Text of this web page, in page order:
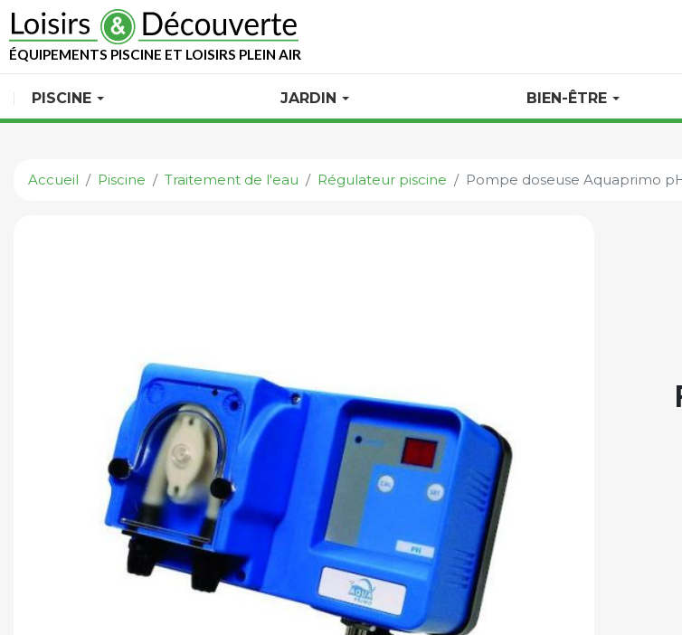
ÉQUIPEMENTS PISCINE ET LOISIRS PLEIN AIR
PISCINE JARDIN BIEN-ÊTRE
Accueil Piscine Traitement de l'eau Régulateur piscine Pompe doseuse Aquaprimo